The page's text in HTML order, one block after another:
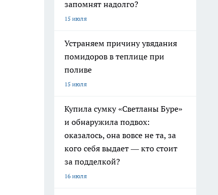
запомнят надолго?
15 июля
Устраняем причину увядания
помидоров в теплице при
поливе
15 июля
Купила сумку «Светланы Буре»
и обнаружила подвох:
оказалось, она вовсе не та, за
кого себя выдает — кто стоит
за подделкой?
16 июля